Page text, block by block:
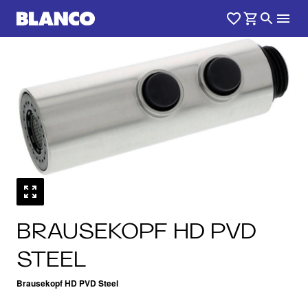
BRAUSEKOPF HD PVD
STEEL
Brausekopf HD PVD Steel